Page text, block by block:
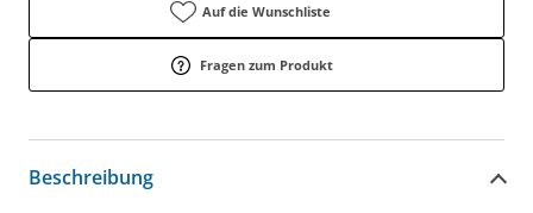
Auf die Wunschliste
Fragen zum Produkt
Beschreibung